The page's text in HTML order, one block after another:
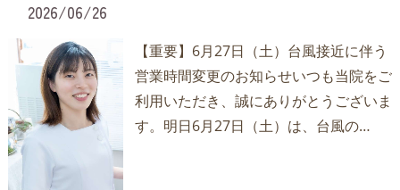
2026/06/26
【重要】6月27日（土）台風接近に伴う
営業時間変更のお知らせいつも当院をご
利用いただき、誠にありがとうございま
す。明日6月27日（土）は、台風の…